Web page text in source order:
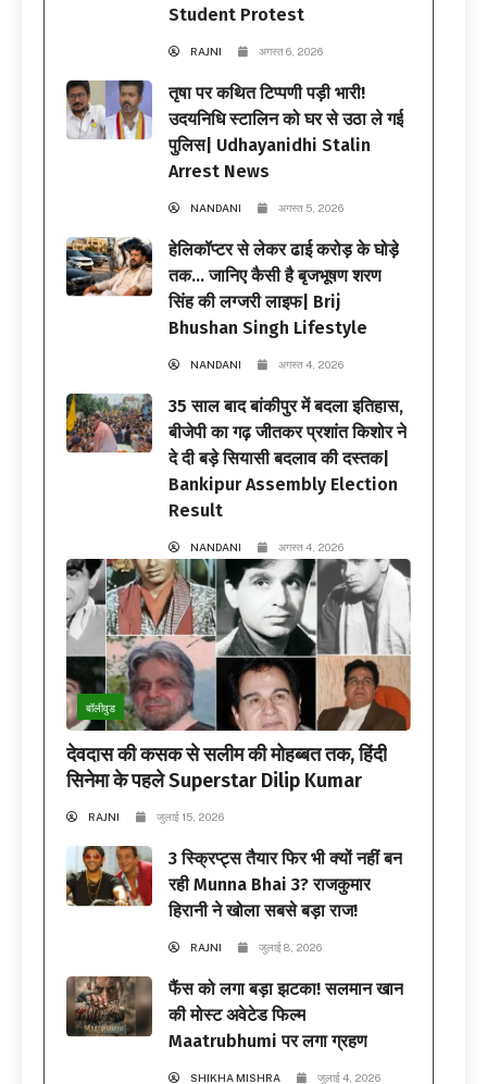
Student Protest
RAJNI अगस्त 6, 2026
तृषा पर कथित टिप्पणी पड़ी भारी!
उदयनिधि स्टालिन को घर से उठा ले गई
पुलिस| Udhayanidhi Stalin
Arrest News
NANDANI अगस्त 5, 2026
हेलिकॉप्टर से लेकर ढाई करोड़ के घोड़े
तक… जानिए कैसी है बृजभूषण शरण
सिंह की लग्जरी लाइफ| Brij
Bhushan Singh Lifestyle
NANDANI अगस्त 4, 2026
35 साल बाद बांकीपुर में बदला इतिहास,
बीजेपी का गढ़ जीतकर प्रशांत किशोर ने
दे दी बड़े सियासी बदलाव की दस्तक|
Bankipur Assembly Election
Result
NANDANI अगस्त 4, 2026
बॉलीवुड
देवदास की कसक से सलीम की मोहब्बत तक, हिंदी
सिनेमा के पहले Superstar Dilip Kumar
RAJNI जुलाई 15, 2026
3 स्क्रिप्ट्स तैयार फिर भी क्यों नहीं बन
रही Munna Bhai 3? राजकुमार
हिरानी ने खोला सबसे बड़ा राज!
RAJNI जुलाई 8, 2026
फैंस को लगा बड़ा झटका! सलमान खान
की मोस्ट अवेटेड फिल्म
Maatrubhumi पर लगा ग्रहण
SHIKHA MISHRA जुलाई 4, 2026